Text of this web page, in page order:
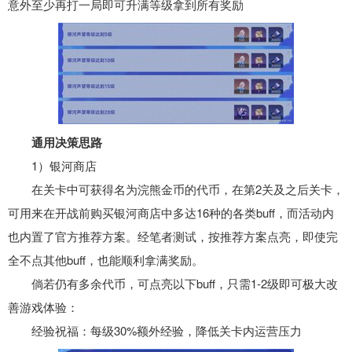
意外至少再打一局即可升满等级拿到所有奖励
通用决策思路
1）银河商店
在关卡中可获得名为浣熊金币的代币，在第2关及之后关卡，
可用来在开战前购买银河商店中多达16种的各类buff，而活动内
也内置了官方推荐方案。经笔者测试，按推荐方案点亮，即使完
全不点其他buff，也能顺利拿满奖励。
倘若仍有多余代币，可点亮以下buff，只需1-2级即可极大改
善游戏体验：
经验祝福：每级30%额外经验，降低关卡内运营压力